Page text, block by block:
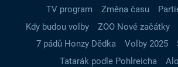
TV program
Změna času
Kdy budou volby
ZOO Nové začátky
7 pádů Honzy Dědka
Volby 2025
Tatarák podle Pohlreicha